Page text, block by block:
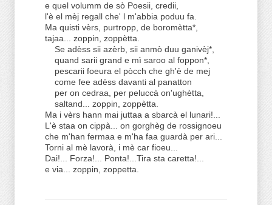
e quel volumm de sò Poesii, credii,
l'è el mèj regall che' l m'abbia poduu fa.
Ma quisti vèrs, purtropp, de boromètta*,
tajaa... zoppin, zoppètta.
Se adèss sii azèrb, sii anmò duu ganivèj*,
quand sarii grand e mì saroo al foppon*,
pescarii foeura el pòcch che gh'è de mej
come fee adèss davanti al panatton
per on cedraa, per peluccà on'ughètta,
saltand... zoppin, zoppètta.
Ma i vèrs hann mai juttaa a sbarcà el lunari!...
L'è staa on cippà... on gorghèg de rossignoeu
che m'han fermaa e m'ha faa guardà per ari...
Torni al mè lavorà, i mè car fioeu...
Dai!... Forza!... Ponta!...Tira sta caretta!...
e via... zoppin, zoppetta.